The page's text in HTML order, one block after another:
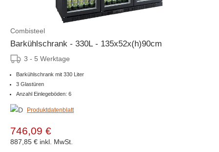
Combisteel
Barkühlschrank - 330L - 135x52x(h)90cm
3 - 5 Werktage
Barkühlschrank mit 330 Liter
3 Glastüren
Anzahl Einlegeböden: 6
Produktdatenblatt
746,09 €
887,85 € inkl. MwSt.